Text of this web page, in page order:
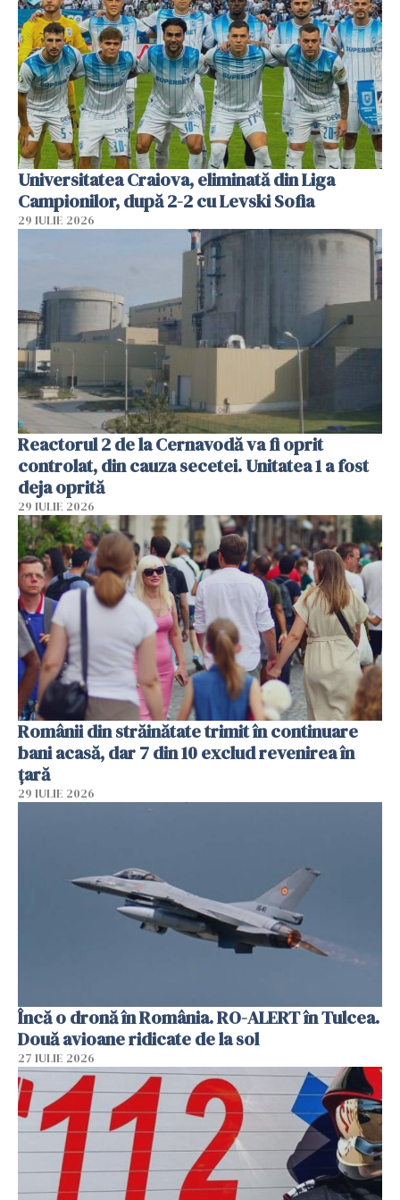
Universitatea Craiova, eliminată din Liga
Campionilor, după 2-2 cu Levski Sofia
29 IULIE 2026
Reactorul 2 de la Cernavodă va fi oprit
controlat, din cauza secetei. Unitatea 1 a fost
deja oprită
29 IULIE 2026
Românii din străinătate trimit în continuare
bani acasă, dar 7 din 10 exclud revenirea în
țară
29 IULIE 2026
Încă o dronă în România. RO-ALERT în Tulcea.
Două avioane ridicate de la sol
27 IULIE 2026